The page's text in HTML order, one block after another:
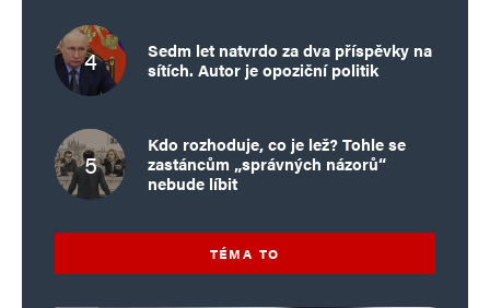
Skutečnej C*mball jsem já. Tenhle pitomec mě
jenom kopíruje. Od momentu co mi redakce
tohohle zkurvenýho dezoplátku, plná čůráků,
zasranej já ti dám mi krást mojí přezdívku. Táhni
do píči ty šmejde.
A do píči proč nejde odeslat koment kde se
jmenuju Paul C*mball??????? To ste fakt tak
Sedm let natvrdo za dva příspěvky na
sítích. Autor je opoziční politik
Kdo rozhoduje, co je lež? Tohle se
zastáncům „správných názorů“
nebude líbit
TÉMA TO